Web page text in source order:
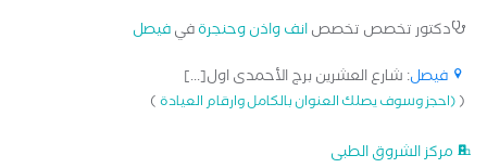
دكتور تخصص تخصصانف واذن وحنجرةفيفيصل
فيصل: شارع العشرين برج الأحمدى اول[...]
((احجز وسوف يصلك العنوان بالكامل وارقام العيادة)
مركز الشروق الطبى